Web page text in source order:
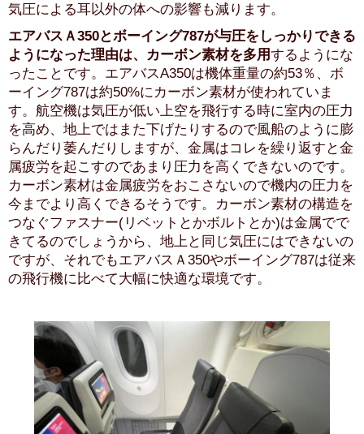
気圧による耳以外の体への影響も減ります。
エアバスＡ350とボーイング787が与圧をしっかりできる
ようになった理由は、カーボン素材を多用するようにな
ったことです。エアバスA350は機体重量の約53％、ボ
ーイング787は約50%にカーボン素材が使われていま
す。航空機は気圧が低い上空を飛行する時に室内の圧力
を高め、地上ではまた下げたりするので風船のように膨
らんだり萎んだりしますが、金属はコレを繰り返すと金
属疲労を起こすのであまり圧力を高くできないのです。
カーボン素材は金属疲労をおこさないので機内の圧力を
今までより高くできるそうです。カーボン素材の構造を
つなぐファスナー(リベットとかボルトとか)は金属でで
きてるのでしょうから、地上と同じ気圧にはできないの
ですが、それでもエアバスＡ350やボーイング787は従来
の飛行機に比べて大幅に快適な環境です。